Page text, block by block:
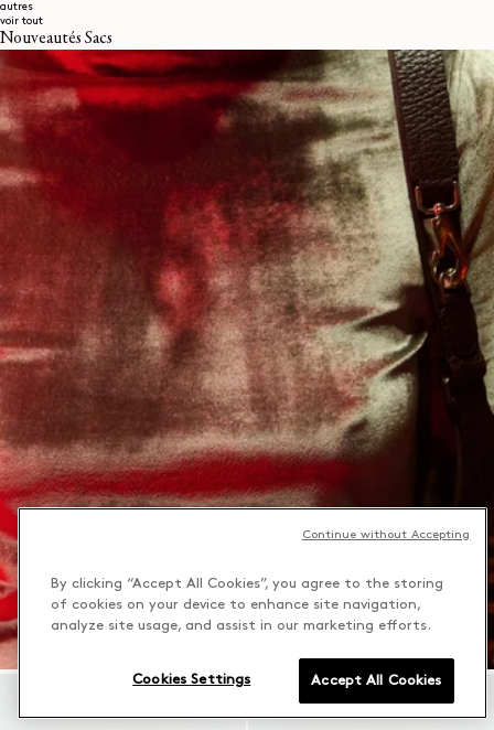
autres
voir tout
Nouveautés Sacs
By clicking “Accept All Cookies”, you agree to the storing
of cookies on your device to enhance site navigation,
analyze site usage, and assist in our marketing efforts.
Accept All Cookies
Cookies Settings
Continue without Accepting